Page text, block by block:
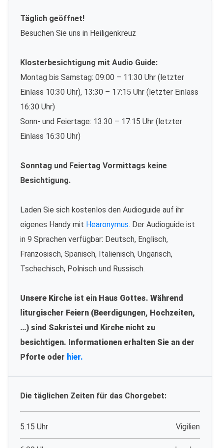
Täglich geöffnet!
Besuchen Sie uns in Heiligenkreuz
Klosterbesichtigung mit Audio Guide:
Montag bis Samstag: 09:00 – 11:30 Uhr (letzter
Einlass 10:30 Uhr), 13:30 – 17:15 Uhr (letzter Einlass
16:30 Uhr)
Sonn- und Feiertage: 13:30 – 17:15 Uhr (letzter
Einlass 16:30 Uhr)
Sonntag und Feiertag Vormittags keine
Besichtigung.
Laden Sie sich kostenlos den Audioguide auf ihr
eigenes Handy mit Hearonymus. Der Audioguide ist
in 9 Sprachen verfügbar: Deutsch, Englisch,
Französisch, Spanisch, Italienisch, Ungarisch,
Tschechisch, Polnisch und Russisch.
Unsere Kirche ist ein Haus Gottes. Während
liturgischer Feiern (Beerdigungen, Hochzeiten,
…) sind Sakristei und Kirche nicht zu
besichtigen. Informationen erhalten Sie an der
Pforte oder hier.
Die täglichen Zeiten für das Chorgebet:
5.15 Uhr Vigilien